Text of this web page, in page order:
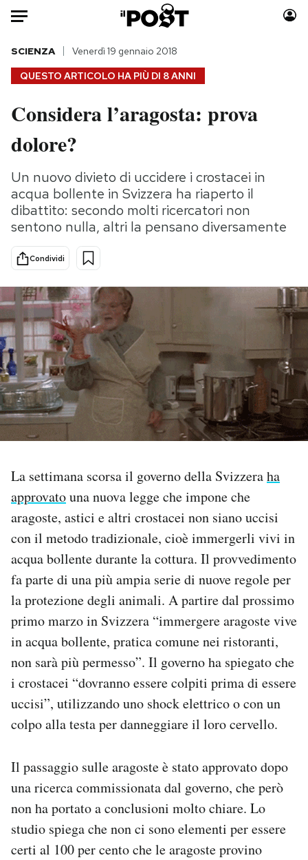
Auto
HOME
Italia
Politica
Tecnologia
Internet
Scienza
Cultura
Economia
Moda
Storie/Idee
Ok Boomer!
Media
Europa
PODCAST
NEWSLETTER
I MIEI PREFERITI
SHOP
CALENDARIO
AREA PERSONALE
Notifiche mobile
Regala il Post
Hai bisogno di aiuto?
Esci
QUESTO ARTICOLO HA PIÙ DI 8 ANNI
SCIENZA Venerdì 19 gennaio 2018
Considera l’aragosta: prova
dolore?
Un nuovo divieto di uccidere i crostacei in
acqua bollente in Svizzera ha riaperto il
dibattito: secondo molti ricercatori non
sentono nulla, altri la pensano diversamente
Condividi
La settimana scorsa il governo della Svizzeraha
approvatouna nuova legge che impone che
aragoste, astici e altri crostacei non siano uccisi
con il metodo tradizionale, cioè immergerli vivi in
acqua bollente durante la cottura. Il provvedimento
fa parte di una più ampia serie di nuove regole per
la protezione degli animali. A partire dal prossimo
primo marzo in Svizzera “immergere aragoste vive
in acqua bollente, pratica comune nei ristoranti,
non sarà più permesso”. Il governo ha spiegato che
i crostacei “dovranno essere colpiti prima di essere
uccisi”, utilizzando uno shock elettrico o con un
colpo alla testa per danneggiare il loro cervello.
Il passaggio sulle aragoste è stato approvato dopo
una ricerca commissionata dal governo, che però
non ha portato a conclusioni molto chiare. Lo
studio spiega che non ci sono elementi per essere
certi al 100 per cento che le aragoste provino